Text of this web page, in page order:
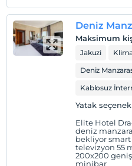
Dragos Tepesi’nin eteğinde
Adaları’na hakim bir
Otel koşulları
En erken saat 14:00 ve
Deniz
Maksimum
Jakuzi
Deniz
Kablosuz
Yatak
Elite Hotel
deniz manzarası ve jakuzi keyfi
bekliyor smart netflix dijitürk android akıllı
televizyon 55
200x200 geniş yatak
minibar